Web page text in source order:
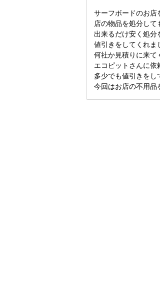
サーフボードのお店
店の物品を処分して
出来るだけ安く処分
値引きをしてくれま
何社か見積りに来て
エコピットさんに依
多少でも値引きをし
今回はお店の不用品